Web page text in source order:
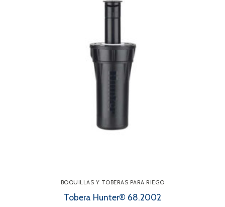
BOQUILLAS Y TOBERAS PARA RIEGO
Tobera Hunter® 68.2002